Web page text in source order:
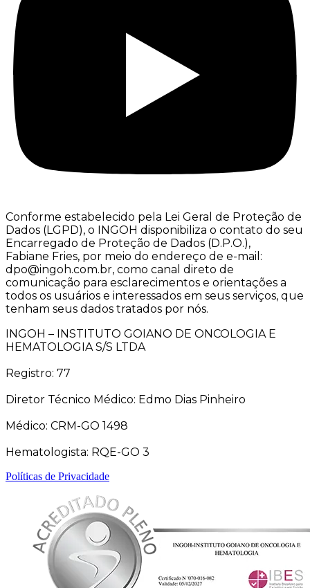
Conforme estabelecido pela Lei Geral de Proteção de
Dados (LGPD), o INGOH disponibiliza o contato do seu
Encarregado de Proteção de Dados (D.P.O.),
Fabiane Fries, por meio do endereço de e-mail:
dpo@ingoh.com.br, como canal direto de
comunicação para esclarecimentos e orientações a
todos os usuários e interessados em seus serviços, que
tenham seus dados tratados por nós.
INGOH – INSTITUTO GOIANO DE ONCOLOGIA E
HEMATOLOGIA S/S LTDA
Registro: 77
Diretor Técnico Médico: Edmo Dias Pinheiro
Médico: CRM-GO 1498
Hematologista: RQE-GO 3
Políticas de Privacidade